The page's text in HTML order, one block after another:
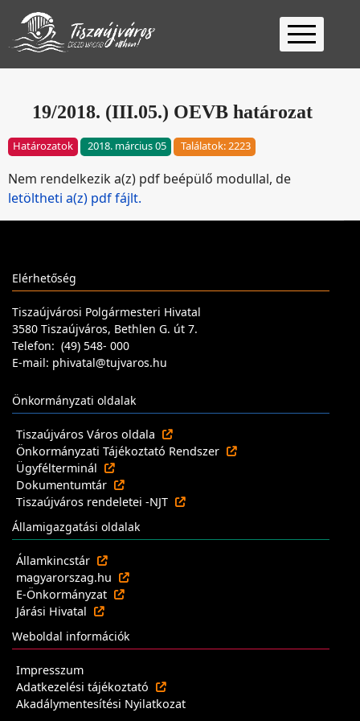
Kezdőlap
2026
19/2018. (III.05.) OEVB határozat
Határozatok 2018. március 05 Találatok: 2223
Nem rendelkezik a(z) pdf beépülő modullal, de
letöltheti a(z) pdf fájlt.
Elérhetőség
Tiszaújvárosi Polgármesteri Hivatal
3580 Tiszaújváros, Bethlen G. út 7.
Telefon: (49) 548- 000
E-mail: phivatal@tujvaros.hu
Önkormányzati oldalak
Tiszaújváros Város oldala
Önkormányzati Tájékoztató Rendszer
Ügyfélterminál
Dokumentumtár
Tiszaújváros rendeletei -NJT
Államigazgatási oldalak
Államkincstár
magyarorszag.hu
E-Önkormányzat
Járási Hivatal
Weboldal információk
Impresszum
Adatkezelési tájékoztató
Akadálymentesítési Nyilatkozat